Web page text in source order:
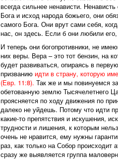
всегда сильнее ненависти.
Бога и исход народа божьего, они
самого Бога. Они врут сами себя,
нас, он здесь. Если б они любили
И теперь они богопротивники, не
них веры. Вера – это тот бензин, на
будет развиваться, опираясь в
призванию идти в страну, которую
(Евр. 11:8). Так же и мы повинуемся
обетованную землю Тысячелетнего
проясняется по ходу движения по
далеко не уйдешь. Потому что идти
какие-то препятствия и искушения,
трудности и лишения, к которым
очень не нравится, ему нужны
раз, как только на Собор происходит
сразу же выявляется группа